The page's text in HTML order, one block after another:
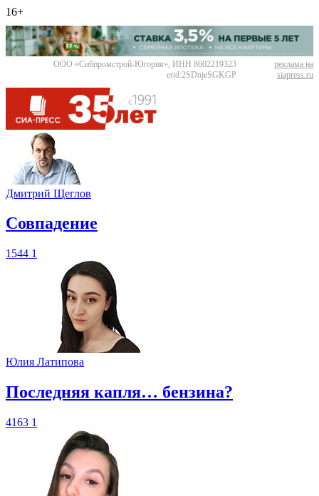
16+
ООО «Сибпромстрой-Югория», ИНН 8602219323
erid:2SDnjeSGKGP
реклама на
siapress.ru
Дмитрий Щеглов
​Совпадение
1544 1
Юлия Латипова
​Последняя капля… бензина?
4163 1